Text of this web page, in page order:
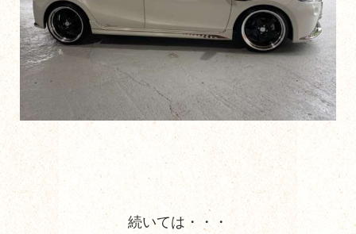
続いては・・・